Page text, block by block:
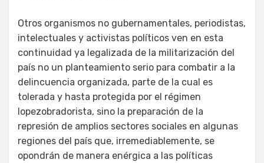
Otros organismos no gubernamentales, periodistas,
intelectuales y activistas políticos ven en esta
continuidad ya legalizada de la militarización del
país no un planteamiento serio para combatir a la
delincuencia organizada, parte de la cual es
tolerada y hasta protegida por el régimen
lopezobradorista, sino la preparación de la
represión de amplios sectores sociales en algunas
regiones del país que, irremediablemente, se
opondrán de manera enérgica a las políticas